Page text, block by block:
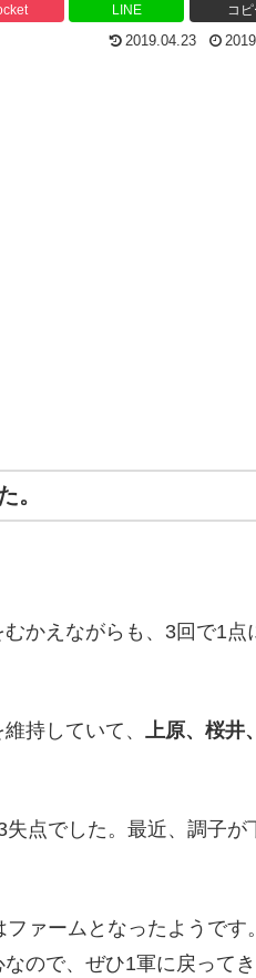
LINE コ
2019.04.23
。
かえながらも、3回で1点
持していて、
上原、桜井
点でした。最近、調子が
ファームとなったようです
ので、ぜひ1軍に戻って